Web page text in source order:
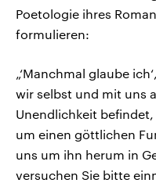
Poetologie ihres
formulieren:
„‘Manchmal glaube
wir selbst und mit uns
Unendlichkeit
um einen göttlichen
uns um ihn herum in
versuchen Sie bitte